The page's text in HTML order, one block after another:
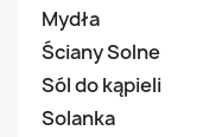
Mydła
Ściany Solne
Sól do kąpieli
Solanka